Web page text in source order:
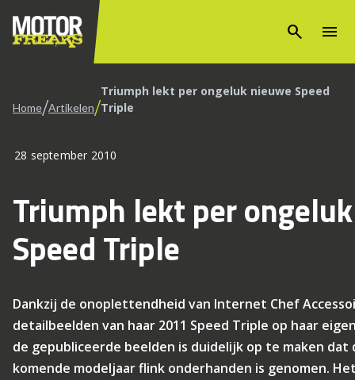
search menu
Home/Artikelen/Triumph lekt per ongeluk nieuwe Speed
Triple
28 september 2010
Triumph lekt per
Speed Triple
Dankzij de onoplettendheid van Internet Chef
detailbeelden van haar 2011 Speed Triple op haar
de gepubliceerde beelden is duidelijk op te maken
komende modeljaar flink onderhanden is genomen.